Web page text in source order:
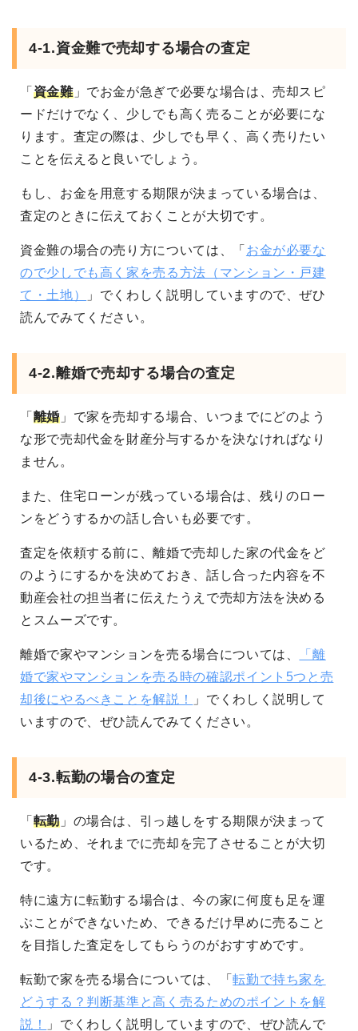
4-1.資金難で売却する場合の査定
「 資金難」でお金が急ぎで必要な場合は、売却スピ
ードだけでなく、少しでも高く売ることが必要にな
ります。査定の際は、少しでも早く、高く売りたい
ことを伝えると良いでしょう。
もし、お金を用意する期限が決まっている場合は、
査定のときに伝えておくことが大切です。
資金難の場合の売り方については、「 お金が必要な
ので少しでも高く家を売る方法（マンション・戸建
て・土地）
」でくわしく説明していますので、ぜひ
読んでみてください。
4-2.離婚で売却する場合の査定
「 離婚」で家を売却する場合、いつまでにどのよう
な形で売却代金を財産分与するかを決なければなり
ません。
また、住宅ローンが残っている場合は、残りのロー
ンをどうするかの話し合いも必要です。
査定を依頼する前に、離婚で売却した家の代金をど
のようにするかを決めておき、話し合った内容を不
動産会社の担当者に伝えたうえで売却方法を決める
とスムーズです。
離婚で家やマンションを売る場合については、
「離
婚で家やマンションを売る時の確認ポイント5つと売
却後にやるべきことを解説！
」でくわしく説明して
いますので、ぜひ読んでみてください。
4-3.転勤の場合の査定
「 転勤」の場合は、引っ越しをする期限が決まって
いるため、それまでに売却を完了させることが大切
です。
特に遠方に転勤する場合は、今の家に何度も足を運
ぶことができないため、できるだけ早めに売ること
を目指した査定をしてもらうのがおすすめです。
転勤で家を売る場合については、「転勤で持ち家を
どうする？判断基準と高く売るためのポイントを解
説！
」でくわしく説明していますので、ぜひ読んで